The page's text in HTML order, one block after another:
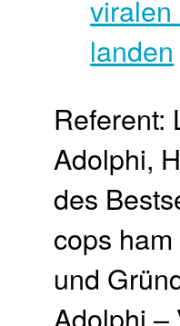
Referent:
Adolphi,
des
cops
und
Adolphi –